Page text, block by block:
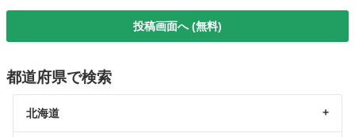
投稿画面へ (無料)
都道府県で検索
北海道